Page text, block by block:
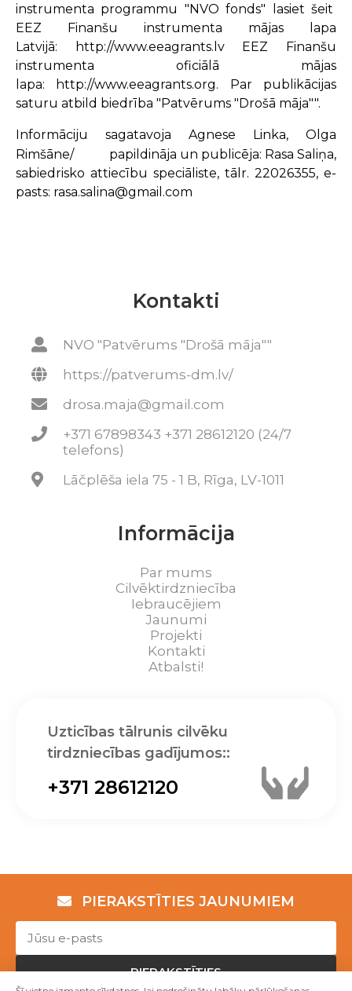
instrumenta programmu "NVO fonds" lasiet šeit
EEZ Finanšu instrumenta mājas lapa
Latvijā:
http://www.eeagrants.lvEEZ Finanšu
instrumenta oficiālā mājas
lapa:
http://www.eeagrants.org. Par publikācijas
saturu atbild biedrība "Patvērums "Drošā māja"".
Informāciju sagatavoja Agnese Linka, Olga
Rimšāne/
papildināja un publicēja: Rasa Saliņa,
sabiedrisko attiecību speciāliste, tālr. 22026355, e-
pasts: rasa.salina@gmail.com
Kontakti
NVO "Patvērums "Drošā māja""
https://patverums-dm.lv/
drosa.maja@gmail.com
+371 67898343 +371 28612120 (24/7
telefons)
Lāčplēša iela 75 - 1 B, Rīga, LV-1011
Informācija
Par mums
Cilvēktirdzniecība
Iebraucējiem
Jaunumi
Projekti
Kontakti
Atbalsti!
Uzticības tālrunis cilvēku
tirdzniecības gadījumos::
+371 28612120
PIERAKSTĪTIES JAUNUMIEM
PIERAKSTĪTIES